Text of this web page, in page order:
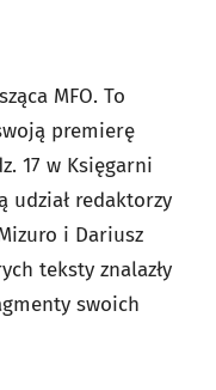
MFO. To
premierę
17 w Księgarni
udział redaktorzy
i Dariusz
teksty znalazły
swoich